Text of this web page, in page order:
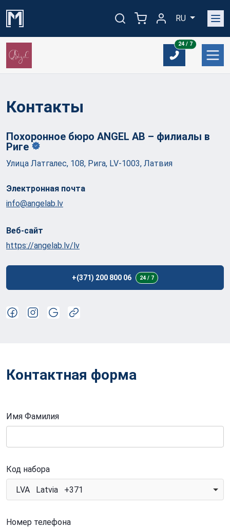
RU
24 / 724/7
Контакты
Похоронное бюро ANGEL AB – филиалы в
Риге
Улица Латгалес, 108, Рига, LV-1003, Латвия
Электронная почта
info@angelab.lv
Веб-сайт
https://angelab.lv/lv
+(371) 200 800 06 24 / 7
Контактная форма
Имя Фамилия
Код набора
LVA Latvia +371
Номер телефона